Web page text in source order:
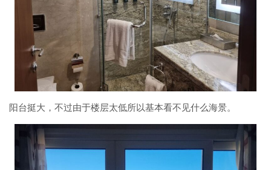
阳台挺大，不过由于楼层太低所以基本看不见什么海景。